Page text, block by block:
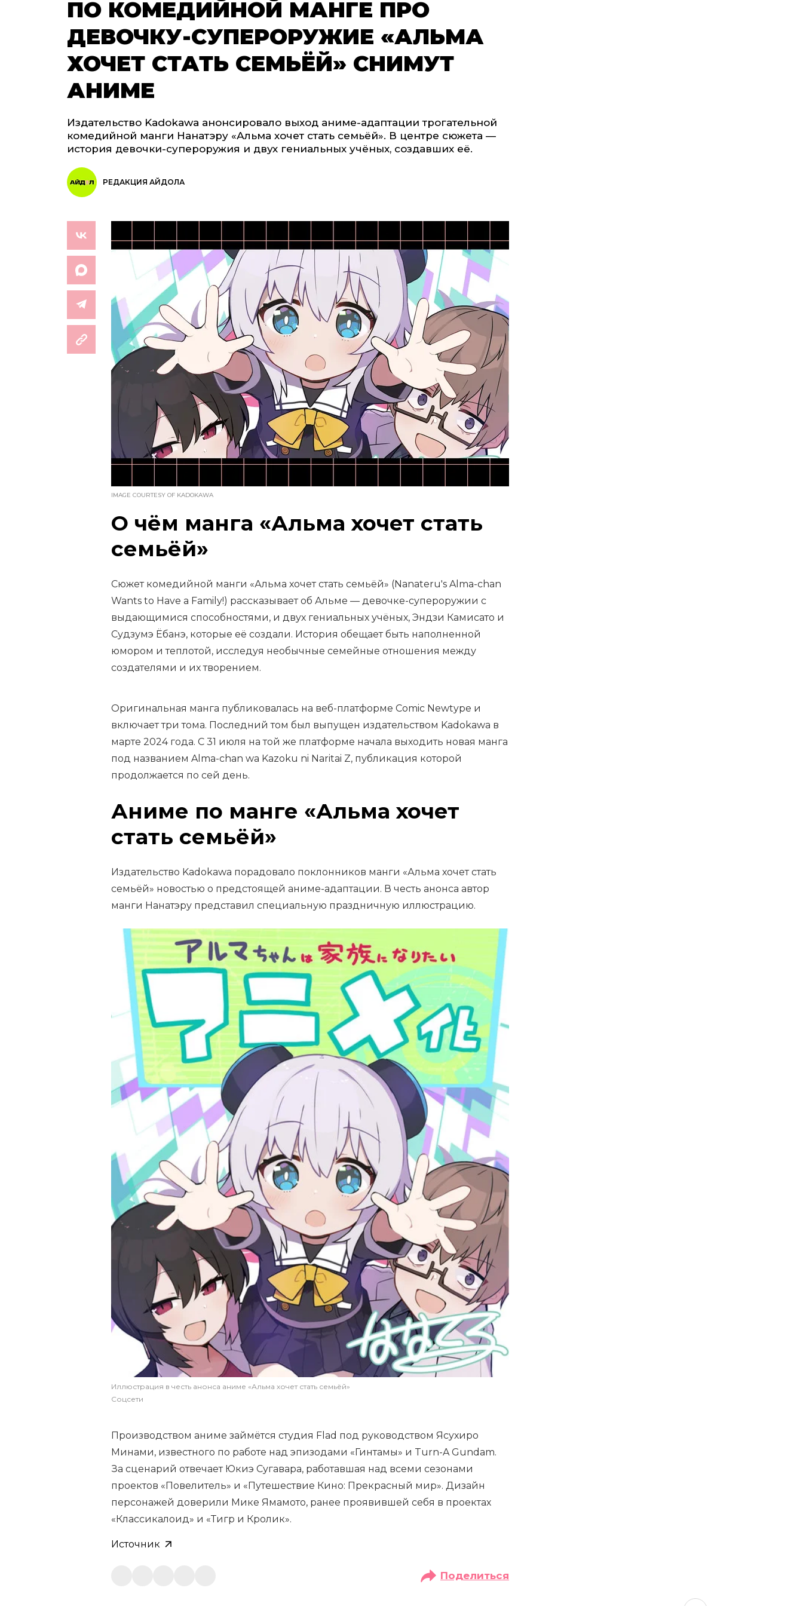
ПО КОМЕДИЙНОЙ МАНГЕ ПРО
ДЕВОЧКУ-СУПЕРОРУЖИЕ «АЛЬМА
ХОЧЕТ СТАТЬ СЕМЬЁЙ» СНИМУТ
АНИМЕ
Издательство Kadokawa анонсировало выход аниме-адаптации трогательной
комедийной манги Нанатэру «Альма хочет стать семьёй». В центре сюжета —
история девочки-супероружия и двух гениальных учёных, создавших её.
РЕДАКЦИЯ АЙДОЛА
IMAGE COURTESY OF KADOKAWA
О чём манга «Альма хочет стать
семьёй»
Сюжет комедийной манги «Альма хочет стать семьёй» (Nanateru's Alma-chan
Wants to Have a Family!) рассказывает об Альме — девочке-супероружии с
выдающимися способностями, и двух гениальных учёных, Эндзи Камисато и
Судзумэ Ёбанэ, которые её создали. История обещает быть наполненной
юмором и теплотой, исследуя необычные семейные отношения между
создателями и их творением.
Оригинальная манга публиковалась на веб-платформе Comic Newtype и
включает три тома. Последний том был выпущен издательством Kadokawa в
марте 2024 года. С 31 июля на той же платформе начала выходить новая манга
под названием Alma-chan wa Kazoku ni Naritai Z, публикация которой
продолжается по сей день.
Аниме по манге «Альма хочет
стать семьёй»
Издательство Kadokawa порадовало поклонников манги «Альма хочет стать
семьёй» новостью о предстоящей аниме-адаптации. В честь анонса автор
манги Нанатэру представил специальную праздничную иллюстрацию.
Иллюстрация в честь анонса аниме «Альма хочет стать семьёй»
Соцсети
Производством аниме займётся студия Flad под руководством Ясухиро
Минами, известного по работе над эпизодами «Гинтамы» и Turn-A Gundam.
За сценарий отвечает Юкиэ Сугавара, работавшая над всеми сезонами
проектов «Повелитель» и «Путешествие Кино: Прекрасный мир». Дизайн
персонажей доверили Мике Ямамото, ранее проявившей себя в проектах
«Классикалоид» и «Тигр и Кролик».
Источник
Поделиться